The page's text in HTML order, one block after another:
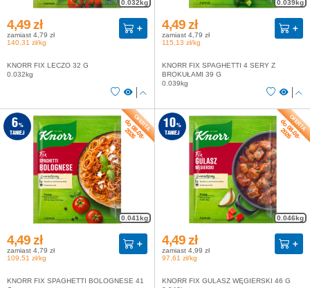
0.032kg
4,49 zł
zamiast 4,79 zł
140,31 zł/kg
KNORR FIX LECZO 32 G
0.032kg
0.039kg
4,49 zł
zamiast 4,79 zł
115,13 zł/kg
KNORR FIX SPAGHETTI 4 SERY Z
BROKUŁAMI 39 G
0.039kg
0.041kg
do 08-08-
2026
6%
TANIEJ
4,49 zł
zamiast 4,79 zł
109,51 zł/kg
KNORR FIX SPAGHETTI BOLOGNESE 41
0.046kg
do 08-08-
2026
10%
TANIEJ
4,49 zł
zamiast 4,99 zł
97,61 zł/kg
KNORR FIX GULASZ WĘGIERSKI 46 G